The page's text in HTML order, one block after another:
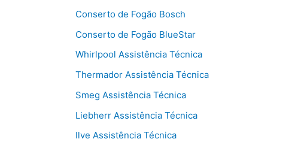
Conserto de Fogão Bosch
Conserto de Fogão BlueStar
Whirlpool Assistência Técnica
Thermador Assistência Técnica
Smeg Assistência Técnica
Liebherr Assistência Técnica
Ilve Assistência Técnica